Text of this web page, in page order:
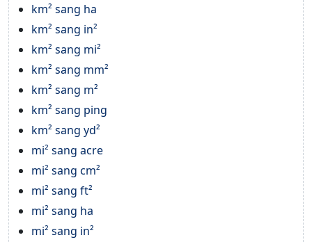
km² sang ha
km² sang in²
km² sang mi²
km² sang mm²
km² sang m²
km² sang ping
km² sang yd²
mi² sang acre
mi² sang cm²
mi² sang ft²
mi² sang ha
mi² sang in²